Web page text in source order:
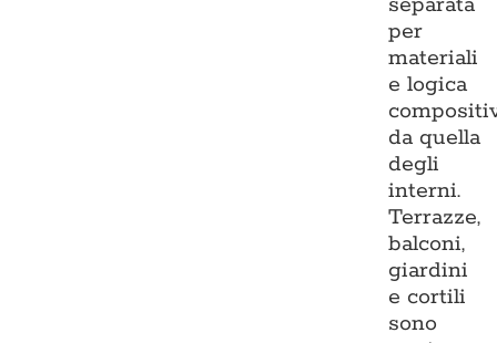
per
materiali
e logica
da quella
degli
interni.
Terrazze,
balconi,
giardini
e cortili
sono